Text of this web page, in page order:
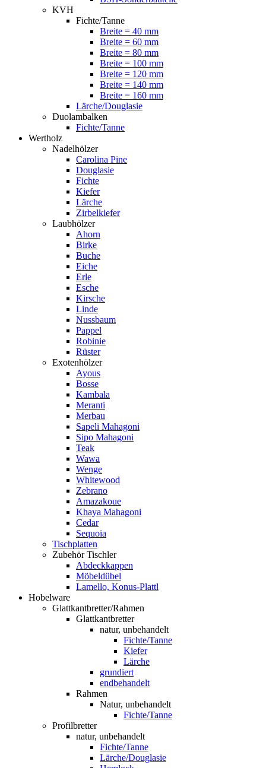
KVH
Fichte/Tanne
Breite = 40 mm
Breite = 60 mm
Breite = 80 mm
Breite = 100 mm
Breite = 120 mm
Breite = 140 mm
Breite = 160 mm
Lärche/Douglasie
Duolambalken
Fichte/Tanne
Wertholz
Nadelhölzer
Carolina Pine
Douglasie
Fichte
Kiefer
Lärche
Zirbelkiefer
Laubhölzer
Ahorn
Birke
Buche
Eiche
Erle
Esche
Kirsche
Linde
Nussbaum
Pappel
Robinie
Rüster
Exotenhölzer
Ayous
Bosse
Kambala
Meranti
Merbau
Sapeli Mahagoni
Sipo Mahagoni
Teak
Wawa
Wenge
Whitewood
Zebrano
Amazakoue
Khaya Mahagoni
Cedar
Sequoia
Tischplatten
Zubehör Tischler
Abdeckkappen
Möbeldübel
Lamello, Konus-Plattl
Hobelware
Glattkantbretter/Rahmen
Glattkantbretter
natur, unbehandelt
Fichte/Tanne
Kiefer
Lärche
grundiert
endbehandelt
Rahmen
Natur, unbehandelt
Fichte/Tanne
Profilbretter
natur, unbehandelt
Fichte/Tanne
Lärche/Douglasie